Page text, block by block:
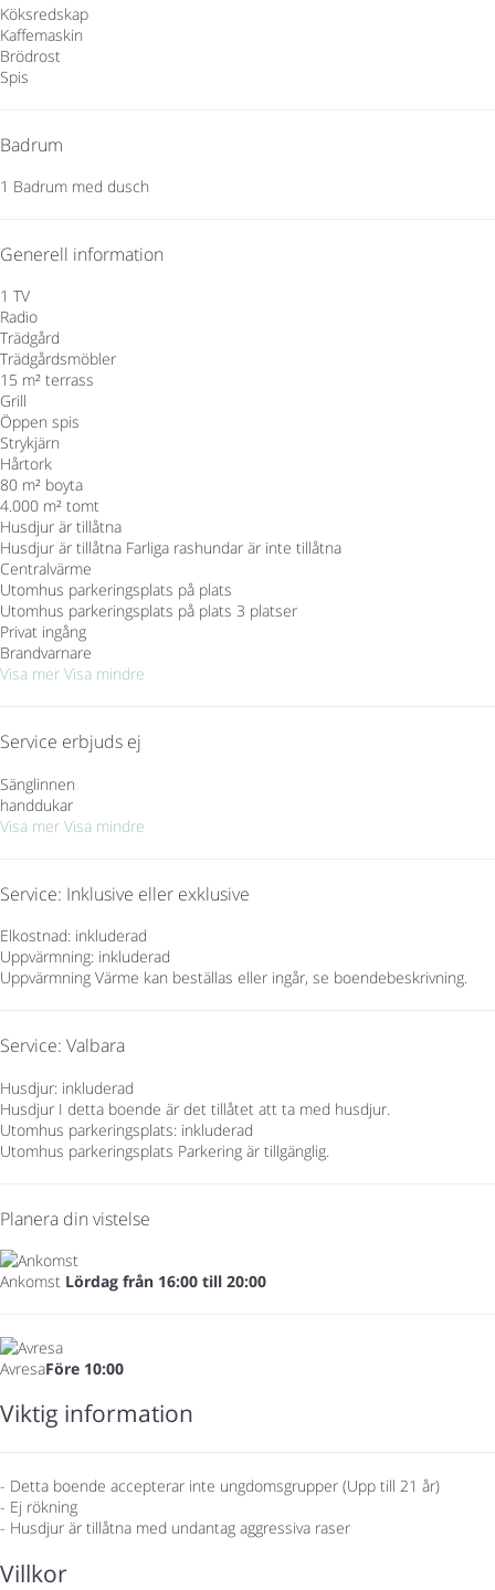
Köksredskap
Kaffemaskin
Brödrost
Spis
Badrum
1 Badrum med dusch
Generell information
1 TV
Radio
Trädgård
Trädgårdsmöbler
15 m² terrass
Grill
Öppen spis
Strykjärn
Hårtork
80 m² boyta
4.000 m² tomt
Husdjur är tillåtna
Husdjur är tillåtna Farliga rashundar är inte tillåtna
Centralvärme
Utomhus parkeringsplats på plats
Utomhus parkeringsplats på plats 3 platser
Privat ingång
Brandvarnare
Visa mer Visa mindre
Service erbjuds ej
Sänglinnen
handdukar
Visa mer Visa mindre
Service: Inklusive eller exklusive
Elkostnad: inkluderad
Uppvärmning: inkluderad
Uppvärmning Värme kan beställas eller ingår, se boendebeskrivning.
Service: Valbara
Husdjur: inkluderad
Husdjur I detta boende är det tillåtet att ta med husdjur.
Utomhus parkeringsplats: inkluderad
Utomhus parkeringsplats Parkering är tillgänglig.
Planera din vistelse
Ankomst Lördag från 16:00 till 20:00
AvresaFöre 10:00
Viktig information
- Detta boende accepterar inte ungdomsgrupper (Upp till 21 år)
- Ej rökning
- Husdjur är tillåtna med undantag aggressiva raser
Villkor